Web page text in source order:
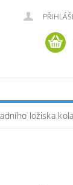
ložiska kola